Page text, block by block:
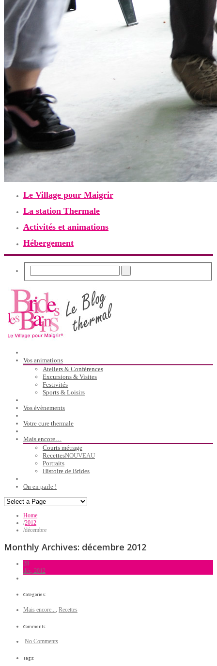
Le Village pour Maigrir
La station Thermale
Activités et animations
Hébergement
Vos animations
Ateliers & Conférences
Excursions & Visites
Festivités
Sports & Loisirs
Vos évènements
Votre cure thermale
Mais encore…
Courts métrage
RecettesNOUVEAU
Portraits
Histoire de Brides
On en parle !
Home
/2012
/décembre
Monthly Archives: décembre 2012
28
déc, 2012
Categories:
Mais encore..., Recettes
Comments:
No Comments
Tags: